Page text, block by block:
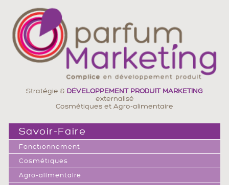
Stratégie & DÉVELOPPEMENT PRODUIT MARKETING
externalisé
Cosmétiques et Agro-alimentaire
Savoir-Faire
Fonctionnement
Cosmétiques
Agro-alimentaire